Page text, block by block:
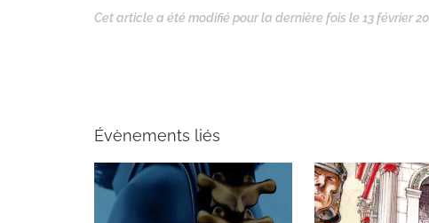
Cet article a été modifié pour la dernière fois le 13 février
Évènements liés